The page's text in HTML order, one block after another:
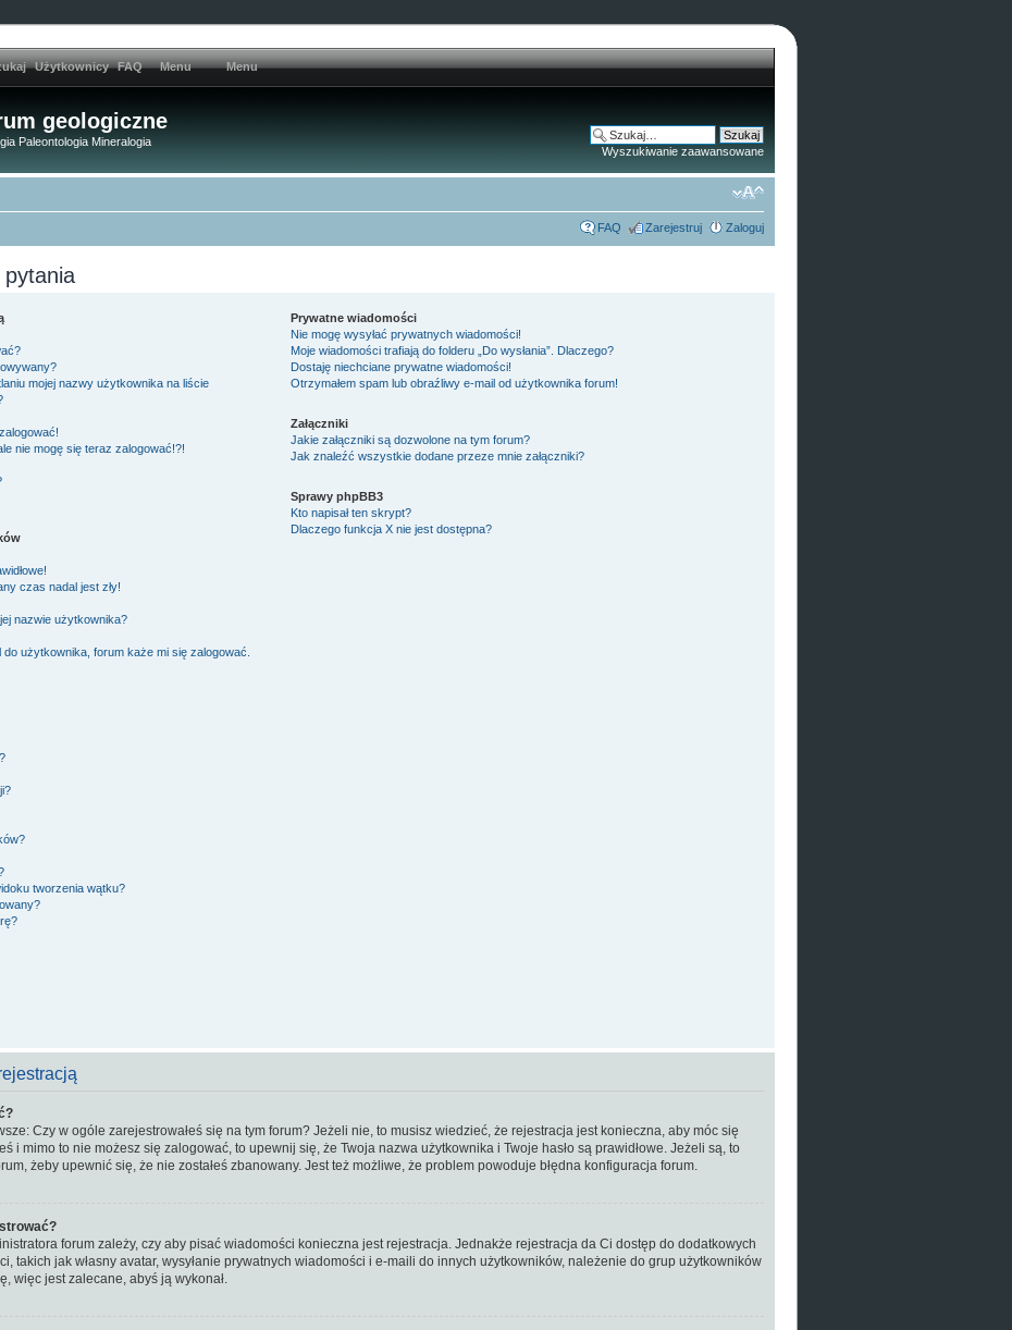
Użytkownicy FAQ Menu Menu
geologiczne
Paleontologia Mineralogia
Wyszukiwanie zaawansowane
FAQ Zarejestruj Zaloguj
pytania
mojej nazwy użytkownika na liście
nie mogę się teraz zalogować!?!
czas nadal jest zły!
nazwie użytkownika?
użytkownika, forum każe mi się zalogować.
tworzenia wątku?
Prywatne wiadomości
Nie mogę wysyłać prywatnych wiadomości!
Moje wiadomości trafiają do folderu „Do wysłania”. Dlaczego?
Dostaję niechciane prywatne wiadomości!
Otrzymałem spam lub obraźliwy e-mail od użytkownika forum!
Załączniki
Jakie załączniki są dozwolone na tym forum?
Jak znaleźć wszystkie dodane przeze mnie załączniki?
Sprawy phpBB3
Kto napisał ten skrypt?
Dlaczego funkcja X nie jest dostępna?
Czy w ogóle zarejestrowałeś się na tym forum? Jeżeli nie, to musisz wiedzieć, że rejestracja jest konieczna, aby móc się
i mimo to nie możesz się zalogować, to upewnij się, że Twoja nazwa użytkownika i Twoje hasło są prawidłowe. Jeżeli są, to
żeby upewnić się, że nie zostałeś zbanowany. Jest też możliwe, że problem powoduje błędna konfiguracja forum.
forum zależy, czy aby pisać wiadomości konieczna jest rejestracja. Jednakże rejestracja da Ci dostęp do dodatkowych
takich jak własny avatar, wysyłanie prywatnych wiadomości i e-maili do innych użytkowników, należenie do grup użytkowników
więc jest zalecane, abyś ją wykonał.